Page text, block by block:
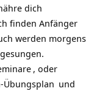
dich
finden Anfänger
werden morgens
, oder
Übungsplan und